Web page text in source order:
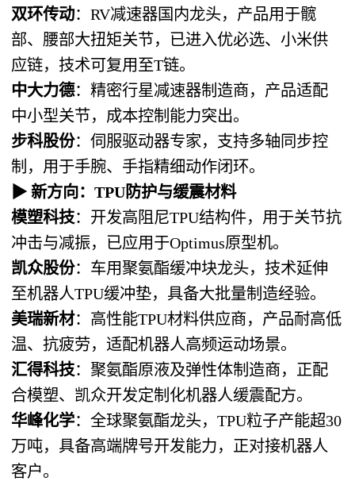
双环传动：RV减速器国内龙头，产品用于髋
部、腰部大扭矩关节，已进入优必选、小米供
应链，技术可复用至T链。
中大力德：精密行星减速器制造商，产品适配
中小型关节，成本控制能力突出。
步科股份：伺服驱动器专家，支持多轴同步控
制，用于手腕、手指精细动作闭环。
▶新方向：TPU防护与缓震材料
模塑科技：开发高阻尼TPU结构件，用于关节抗
冲击与减振，已应用于Optimus原型机。
凯众股份：车用聚氨酯缓冲块龙头，技术延伸
至机器人TPU缓冲垫，具备大批量制造经验。
美瑞新材：高性能TPU材料供应商，产品耐高低
温、抗疲劳，适配机器人高频运动场景。
汇得科技：聚氨酯原液及弹性体制造商，正配
合模塑、凯众开发定制化机器人缓震配方。
华峰化学：全球聚氨酯龙头，TPU粒子产能超30
万吨，具备高端牌号开发能力，正对接机器人
客户。